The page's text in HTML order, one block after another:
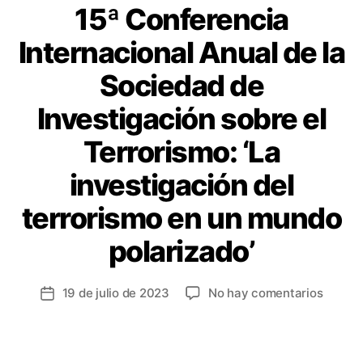
15ª Conferencia
Internacional Anual de la
Sociedad de
Investigación sobre el
Terrorismo: ‘La
investigación del
terrorismo en un mundo
polarizado’
19 de julio de 2023 No hay comentarios